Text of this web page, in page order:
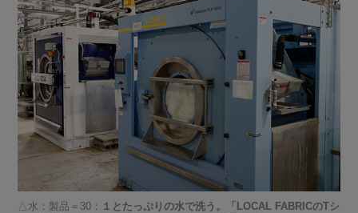
水：製品＝30： １とたっぷりの水で洗う。「LOCAL FABRICのTシ